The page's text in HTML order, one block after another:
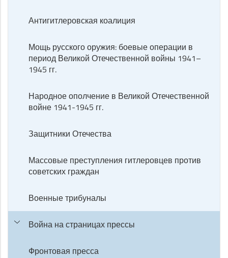
Антигитлеровская коалиция
Мощь русского оружия: боевые операции в
период Великой Отечественной войны 1941–
1945 гг.
Народное ополчение в Великой Отечественной
войне 1941-1945 гг.
Защитники Отечества
Массовые преступления гитлеровцев против
советских граждан
Военные трибуналы
Война на страницах прессы
Фронтовая пресса